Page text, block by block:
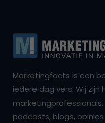
Marketingfacts is een
iedere dag vers. Wij
podcasts, blogs,